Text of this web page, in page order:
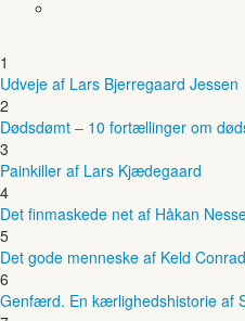
1
Udveje af Lars Bjerregaard Jessen
2
Dødsdømt – 10 fortællinger om
3
Painkiller af Lars Kjædegaard
4
Det finmaskede net af Håkan
5
Det gode menneske af Keld
6
Genfærd. En kærlighedshistorie af